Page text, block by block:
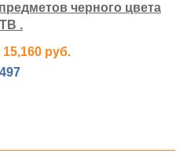
черного цвета
.
15,160 руб.